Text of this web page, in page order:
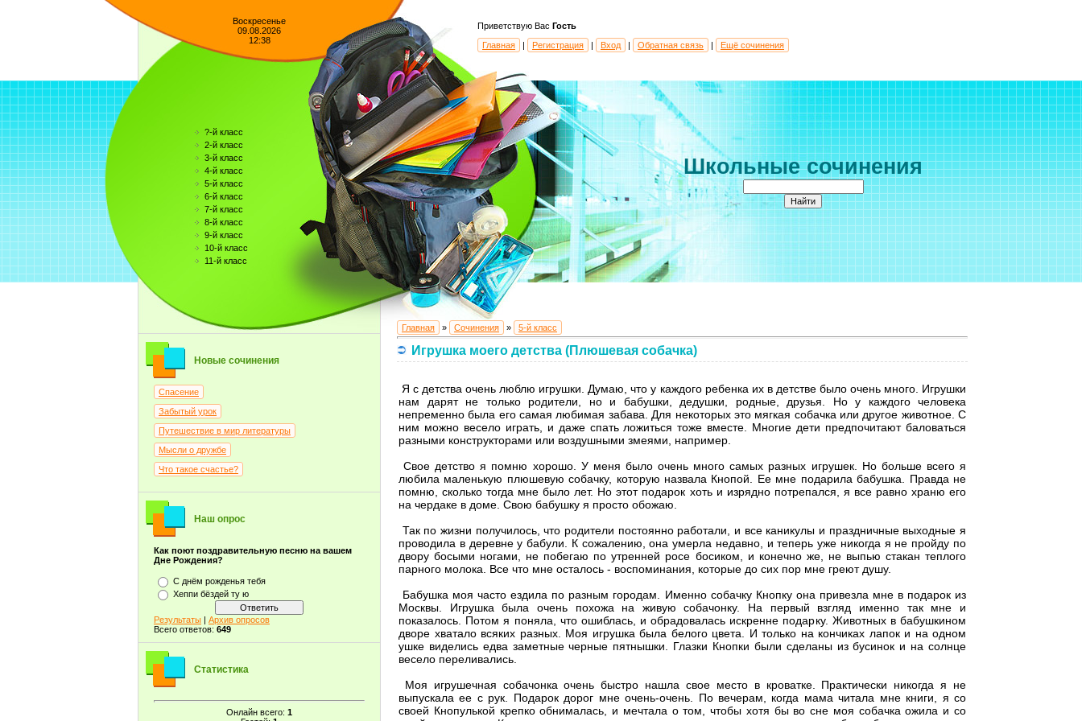
Воскресенье
09.08.2026
12:38
?-й класс
2-й класс
3-й класс
4-й класс
5-й класс
6-й класс
7-й класс
8-й класс
9-й класс
10-й класс
11-й класс
Новые сочинения
Спасение
Забытый урок
Путешествие в мир литературы
Мысли о дружбе
Что такое счастье?
Наш опрос
Как поют поздравительную песню на вашем
Дне Рождения?
С днём рожденья тебя
Хеппи бёздей ту ю
Результаты | Архив опросов
Всего ответов: 649
Статистика
Онлайн всего: 1
Приветствую Вас Гость
Главная
| Регистрация | Вход | Обратная связь | Ещё сочинения
Школьные сочинения
Главная » Сочинения » 5-й класс
Игрушка моего детства (Плюшевая собачка)
Я с детства очень люблю игрушки. Думаю, что у каждого ребенка их в детстве было очень много. Игрушки
нам дарят не только родители, но и бабушки, дедушки, родные, друзья. Но у каждого человека
непременно была его самая любимая забава. Для некоторых это мягкая собачка или другое животное. С
ним можно весело играть, и даже спать ложиться тоже вместе. Многие дети предпочитают баловаться
разными конструкторами или воздушными змеями, например.
Свое детство я помню хорошо. У меня было очень много самых разных игрушек. Но больше всего я
любила маленькую плюшевую собачку, которую назвала Кнопой. Ее мне подарила бабушка. Правда не
помню, сколько тогда мне было лет. Но этот подарок хоть и изрядно потрепался, я все равно храню его
на чердаке в доме. Свою бабушку я просто обожаю.
Так по жизни получилось, что родители постоянно работали, и все каникулы и праздничные выходные я
проводила в деревне у бабули. К сожалению, она умерла недавно, и теперь уже никогда я не пройду по
двору босыми ногами, не побегаю по утренней росе босиком, и конечно же, не выпью стакан теплого
парного молока. Все что мне осталось - воспоминания, которые до сих пор мне греют душу.
Бабушка моя часто ездила по разным городам. Именно собачку Кнопку она привезла мне в подарок из
Москвы. Игрушка была очень похожа на живую собачонку. На первый взгляд именно так мне и
показалось. Потом я поняла, что ошиблась, и обрадовалась искренне подарку. Животных в бабушкином
дворе хватало всяких разных. Моя игрушка была белого цвета. И только на кончиках лапок и на одном
ушке виделись едва заметные черные пятнышки. Глазки Кнопки были сделаны из бусинок и на солнце
весело переливались.
Моя игрушечная собачонка очень быстро нашла свое место в кроватке. Практически никогда я не
выпускала ее с рук. Подарок дорог мне очень-очень. По вечерам, когда мама читала мне книги, я со
своей Кнопулькой крепко обнималась, и мечтала о том, чтобы хотя бы во сне моя собачка ожила и со